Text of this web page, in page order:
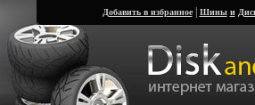
Добавить в избранное| Шины и